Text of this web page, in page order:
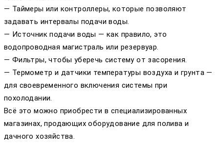
— Таймеры или контроллеры, которые позволяют
задавать интервалы подачи воды.
— Источник подачи воды — как правило, это
водопроводная магистраль или резервуар.
— Фильтры, чтобы уберечь систему от засорения.
— Термометр и датчики температуры воздуха и грунта —
для своевременного включения системы при
похолодании.
Всё это можно приобрести в специализированных
магазинах, продающих оборудование для полива и
дачного хозяйства.